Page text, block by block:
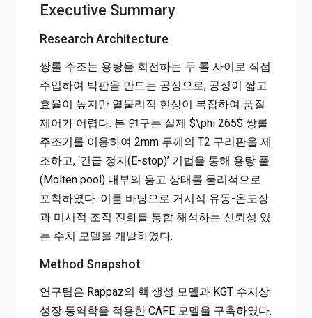
Executive Summary
Research Architecture
쌍롤 주조는 용탕을 회전하는 두 롤 사이로 직접
주입하여 박판을 만드는 공정으로, 공정이 짧고
효율이 높지만 열물리적 현상이 복잡하여 품질
제어가 어렵다. 본 연구는 실제 $\phi 265$ 쌍롤
주조기를 이용하여 2mm 두께의 T2 구리판을 제
조하고, ‘긴급 정지(E-stop)’ 기법을 통해 용탕 풀
(Molten pool) 내부의 응고 상태를 물리적으로
포착하였다. 이를 바탕으로 거시적 유동-온도장
과 미시적 조직 진화를 통합 해석하는 신뢰성 있
는 수치 모델을 개발하였다.
Method Snapshot
연구팀은 Rappaz의 핵 생성 모델과 KGT 수지상
성장 동역학을 적용한 CAFE 모델을 구축하였다.